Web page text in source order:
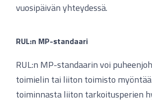
vuosipäivän yhteydessä.
RUL:n MP-standaari
RUL:n MP-standaarin voi
toimielin tai liiton toimisto
toiminnasta liiton tarkoitusperien